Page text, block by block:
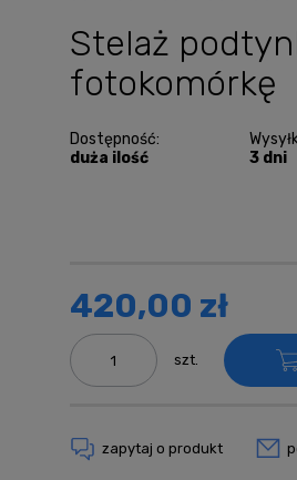
Stelaż
fotokomórkę
Dostępność:
duża ilość
3 dni
420,00 zł
szt.
zapytaj o produkt